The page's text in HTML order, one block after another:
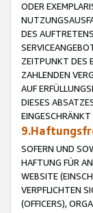
ODER
DES
ZEITPUNKT DES
ZAHLENDEN
AUF
DIESES
SOFERN UND
HAFTUNG FÜR
WEBSITE
VERPFLICHTEN
(OFFICERS),